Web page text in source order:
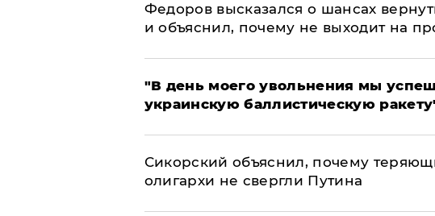
Федоров высказался о шансах
и объяснил, почему не выходит на
​"В день моего увольнения мы
украинскую баллистическую
Сикорский объяснил, почему
олигархи не свергли Путина